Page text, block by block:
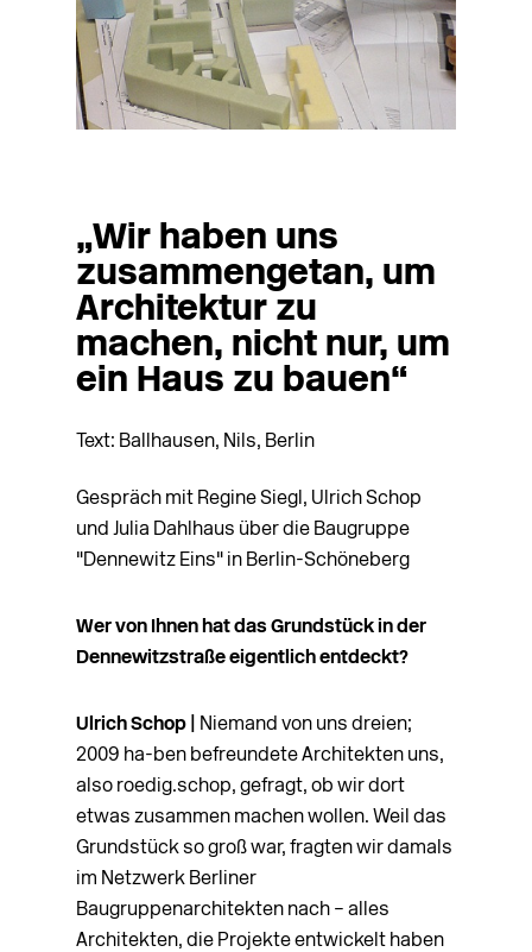
„Wir haben uns
zusammengetan, um
Architektur zu
machen, nicht nur, um
ein Haus zu bauen“
Text: Ballhausen, Nils, Berlin
Gespräch mit Regine Siegl, Ulrich Schop
und Julia Dahlhaus über die Baugruppe
"Dennewitz Eins" in Berlin-Schöneberg
Wer von Ihnen hat das Grundstück in der
Dennewitzstraße eigentlich entdeckt?
Ulrich Schop |
Niemand von uns dreien;
2009 ha-ben befreundete Architekten uns,
also roedig.schop, gefragt, ob wir dort
etwas zusammen machen wollen. Weil das
Grundstück so groß war, fragten wir damals
im Netzwerk Berliner
Baugruppenarchitekten nach – alles
Architekten, die Projekte entwickelt haben